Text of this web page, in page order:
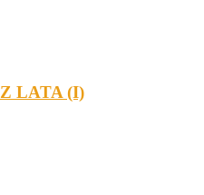
LATA (I)